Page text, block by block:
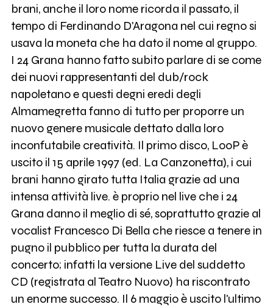
brani, anche il loro nome ricorda il passato, il
tempo di Ferdinando D'Aragona nel cui regno si
usava la moneta che ha dato il nome al gruppo.
I 24 Grana hanno fatto subito parlare di se come
dei nuovi rappresentanti del dub/rock
napoletano e questi degni eredi degli
Almamegretta fanno di tutto per proporre un
nuovo genere musicale dettato dalla loro
inconfutabile creatività. Il primo disco, LooP è
uscito il 15 aprile 1997 (ed. La Canzonetta), i cui
brani hanno girato tutta Italia grazie ad una
intensa attività live. è proprio nel live che i 24
Grana danno il meglio di sé, soprattutto grazie al
vocalist Francesco Di Bella che riesce a tenere in
pugno il pubblico per tutta la durata del
concerto; infatti la versione Live del suddetto
CD (registrata al Teatro Nuovo) ha riscontrato
un enorme successo. Il 6 maggio è uscito l'ultimo